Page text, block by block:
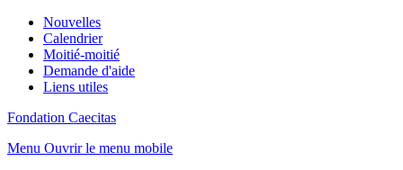
Nouvelles
Calendrier
Moitié-moitié
Demande d'aide
Liens utiles
Fondation Caecitas
Menu Ouvrir le menu mobile